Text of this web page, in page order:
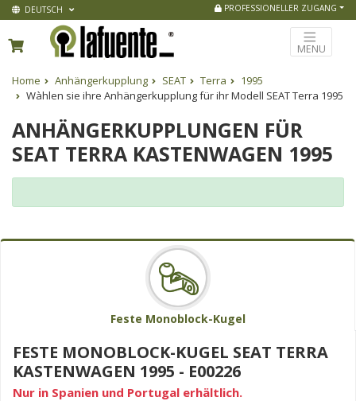
DEUTSCH PROFESSIONELLER ZUGANG
MENU
Home Anhängerkupplung SEAT Terra
1995
Wàhlen sie ihre Anhängerkupplung für ihr Modell SEAT Terra 1995
ANHÄNGERKUPPLUNGEN FÜR
SEAT TERRA KASTENWAGEN 1995
Feste Monoblock-Kugel
FESTE MONOBLOCK-KUGEL SEAT TERRA
KASTENWAGEN 1995 - E00226
Nur in Spanien und Portugal erhältlich.